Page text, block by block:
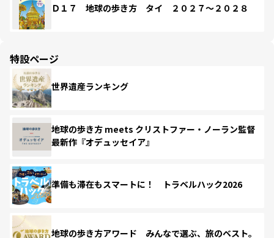
Ｄ１７ 地球の歩き方 タイ ２０２７～２０２８
特設ページ
世界遺産ランキング
地球の歩き方 meets クリストファー・ノーラン監督
最新作『オデュッセイア』
準備も滞在もスマートに！ トラベルハック2026
地球の歩き方アワード みんなで選ぶ、旅のベスト。